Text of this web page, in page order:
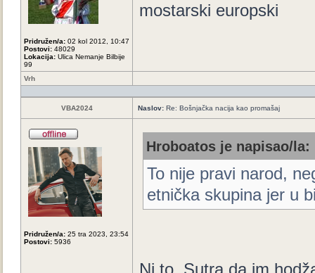
Pridružen/a: 02 kol 2012, 10:47
Postovi: 48029
Lokacija: Ulica Nemanje Bilbije
99
mostarski europski
Vrh
VBA2024 Naslov: Re: Bošnjačka nacija kao promašaj
Pridružen/a: 25 tra 2023, 23:54
Postovi: 5936
Hroboatos je napisao/la:
To nije pravi narod,
etnička skupina jer u
Ni to. Sutra da im